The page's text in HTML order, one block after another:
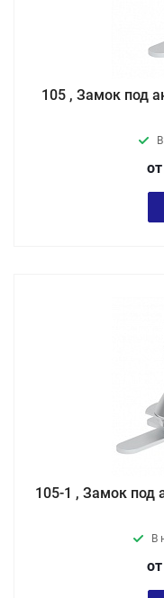
105 , Замок под
105-1 , Замок под
В